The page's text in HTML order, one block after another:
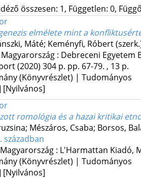
összesen: 1, Független: 0,
elmélete mint a
Máté; Keményfi, Róbert
: Debreceni Egyetem
(2020) 304 p. pp. 67-79. , 13 p.
(Könyvrészlet) | Tudományos
[Nyilvános]
romológia és a hazai kritikai
Mészáros, Csaba; Borsos,
században
: L'Harmattan Kiadó,
(Könyvrészlet) | Tudományos
[Nyilvános]